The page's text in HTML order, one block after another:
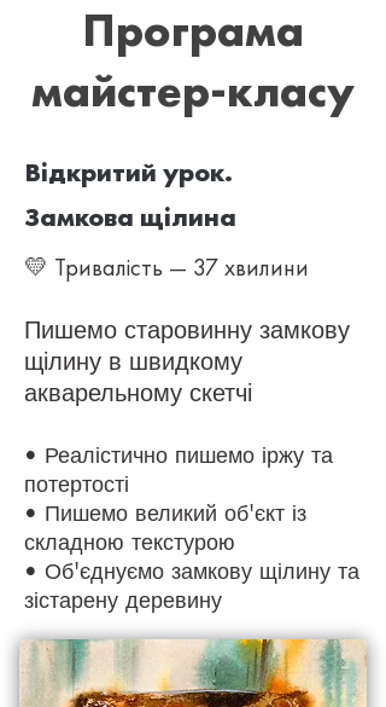
Програма
майстер-класу
Відкритий урок.
Замкова щілина
💛 Тривалість — 37 хвилини
Пишемо старовинну замкову
щілину в швидкому
акварельному скетчі
• Реалістично пишемо іржу та
потертості
• Пишемо великий об'єкт із
складною текстурою
• Об'єднуємо замкову щілину та
зістарену деревину